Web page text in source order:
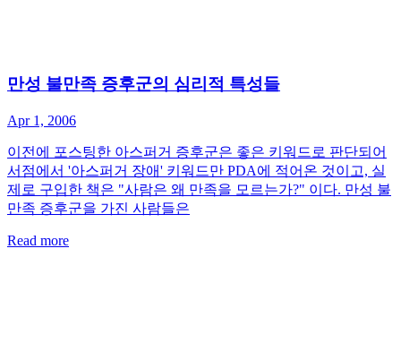
만성 불만족 증후군의 심리적 특성들
Apr 1, 2006
이전에 포스팅한 아스퍼거 증후군은 좋은 키워드로 판단되어
서점에서 '아스퍼거 장애' 키워드만 PDA에 적어온 것이고, 실
제로 구입한 책은 "사람은 왜 만족을 모르는가?" 이다. 만성 불
만족 증후군을 가진 사람들은
Read more